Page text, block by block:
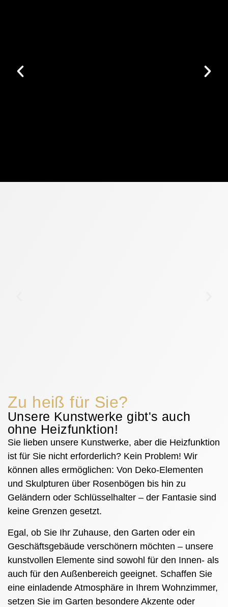
Zu heiß für Sie?
Unsere Kunstwerke gibt's auch
ohne Heizfunktion!
Sie lieben unsere Kunstwerke, aber die Heizfunktion
ist für Sie nicht erforderlich? Kein Problem! Wir
können alles ermöglichen: Von Deko-Elementen
und Skulpturen über Rosenbögen bis hin zu
Geländern oder Schlüsselhalter – der Fantasie sind
keine Grenzen gesetzt.
Egal, ob Sie Ihr Zuhause, den Garten oder ein
Geschäftsgebäude verschönern möchten – unsere
kunstvollen Elemente sind sowohl für den Innen- als
auch für den Außenbereich geeignet. Schaffen Sie
eine einladende Atmosphäre in Ihrem Wohnzimmer,
setzen Sie im Garten besondere Akzente oder